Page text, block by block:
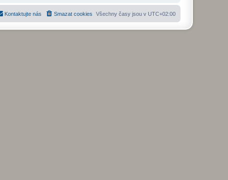
Všechny časy jsou v UTC+02:00
Smazat cookies
Kontaktujte nás